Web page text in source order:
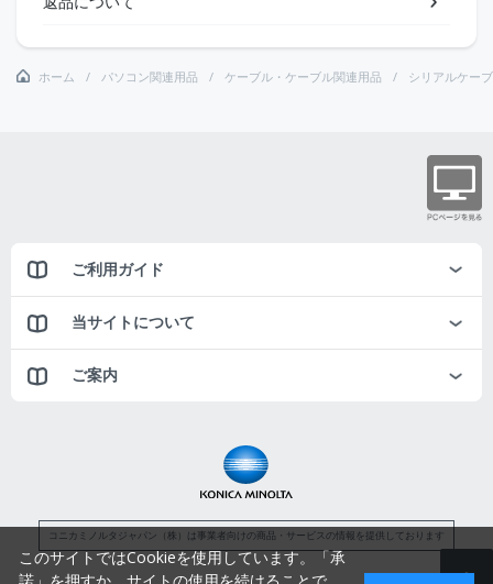
ホーム パソコン関連用品 ケーブル・ケーブル関連用品 シリアルケー
ご利用ガイド
当サイトについて
ご案内
コニカミノルタジャパン（株）は事業者向けの商品・サービスの情報を提供しております
このサイトではCookieを使用しています。「承